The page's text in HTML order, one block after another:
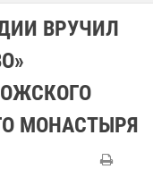
ВРУЧИЛ
МОНАСТЫРЯ